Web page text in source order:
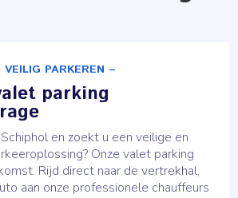
PARKEREN –
parking
en zoekt u een veilige en
Onze valet parking
Rijd direct naar de vertrekhal,
aan onze professionele chauffeurs